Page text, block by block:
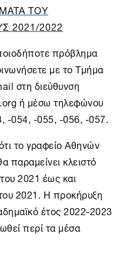
ΤΟΥ
2021/2022
πρόβλημα
με το Τμήμα
στη διεύθυνση
ή μέσω τηλεφώνου
-054, -055, -056, -057.
το γραφείο Αθηνών
παραμείνει κλειστό
2021 έως και
2021. Η προκήρυξη
έτος 2022-2023
περί τα μέσα